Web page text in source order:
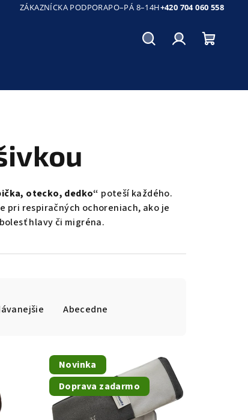
ZÁKAZNÍCKA PODPORAPO–PÁ 8–14H+420 704 060 558
košík
otecko, dedko“ poteší každého.
pri respiračných ochoreniach, ako je
hlavy či migréna.
Abecedne
Novinka
Doprava zadarmo